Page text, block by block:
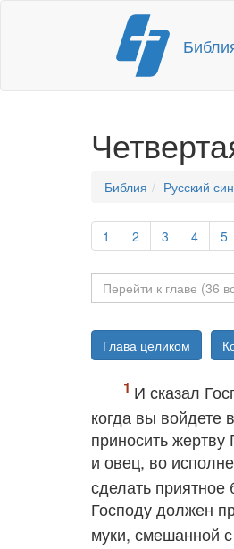
Перейти
содержимому
Библия Русский
1 2 3 4 5
Глава целиком
И сказал
когда вы
приносить
и овец, во
сделать
Господу должен
муки, смешанной